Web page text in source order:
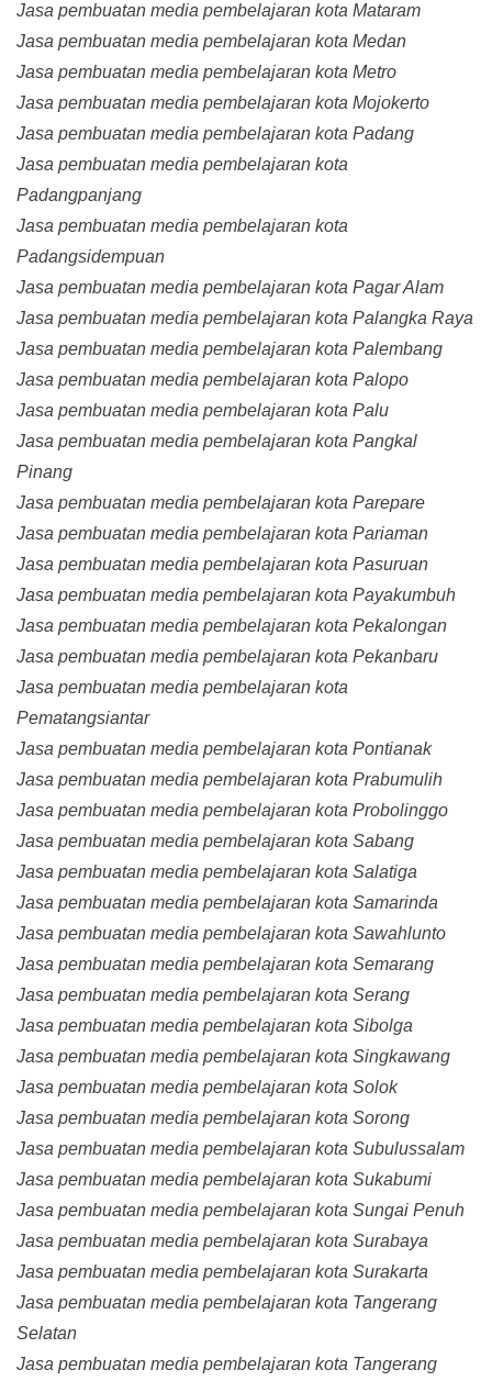
Jasa pembuatan media pembelajaran kota Mataram
Jasa pembuatan media pembelajaran kota Medan
Jasa pembuatan media pembelajaran kota Metro
Jasa pembuatan media pembelajaran kota Mojokerto
Jasa pembuatan media pembelajaran kota Padang
Jasa pembuatan media pembelajaran kota
Padangpanjang
Jasa pembuatan media pembelajaran kota
Padangsidempuan
Jasa pembuatan media pembelajaran kota Pagar Alam
Jasa pembuatan media pembelajaran kota Palangka Raya
Jasa pembuatan media pembelajaran kota Palembang
Jasa pembuatan media pembelajaran kota Palopo
Jasa pembuatan media pembelajaran kota Palu
Jasa pembuatan media pembelajaran kota Pangkal
Pinang
Jasa pembuatan media pembelajaran kota Parepare
Jasa pembuatan media pembelajaran kota Pariaman
Jasa pembuatan media pembelajaran kota Pasuruan
Jasa pembuatan media pembelajaran kota Payakumbuh
Jasa pembuatan media pembelajaran kota Pekalongan
Jasa pembuatan media pembelajaran kota Pekanbaru
Jasa pembuatan media pembelajaran kota
Pematangsiantar
Jasa pembuatan media pembelajaran kota Pontianak
Jasa pembuatan media pembelajaran kota Prabumulih
Jasa pembuatan media pembelajaran kota Probolinggo
Jasa pembuatan media pembelajaran kota Sabang
Jasa pembuatan media pembelajaran kota Salatiga
Jasa pembuatan media pembelajaran kota Samarinda
Jasa pembuatan media pembelajaran kota Sawahlunto
Jasa pembuatan media pembelajaran kota Semarang
Jasa pembuatan media pembelajaran kota Serang
Jasa pembuatan media pembelajaran kota Sibolga
Jasa pembuatan media pembelajaran kota Singkawang
Jasa pembuatan media pembelajaran kota Solok
Jasa pembuatan media pembelajaran kota Sorong
Jasa pembuatan media pembelajaran kota Subulussalam
Jasa pembuatan media pembelajaran kota Sukabumi
Jasa pembuatan media pembelajaran kota Sungai Penuh
Jasa pembuatan media pembelajaran kota Surabaya
Jasa pembuatan media pembelajaran kota Surakarta
Jasa pembuatan media pembelajaran kota Tangerang
Selatan
Jasa pembuatan media pembelajaran kota Tangerang